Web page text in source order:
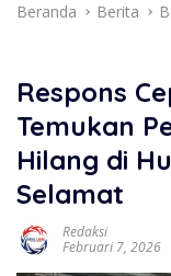
Beranda Berita
Respons
Temukan
Hilang di
Selamat
Redaksi
Februari 7, 2026